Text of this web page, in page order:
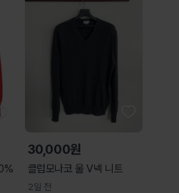
30,000원
클럽모나코 울 V넥 니트
2일 전